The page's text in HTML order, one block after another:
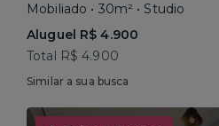
Mobiliado • 30m² • Studio
Aluguel R$ 4.900
Total R$ 4.900
Similar a sua busca